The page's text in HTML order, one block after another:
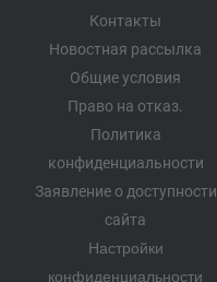
Контакты
Новостная рассылка
Общие условия
Право на отказ.
Политика
конфиденциальности
Заявление о доступности
сайта
Настройки
конфиденциальности